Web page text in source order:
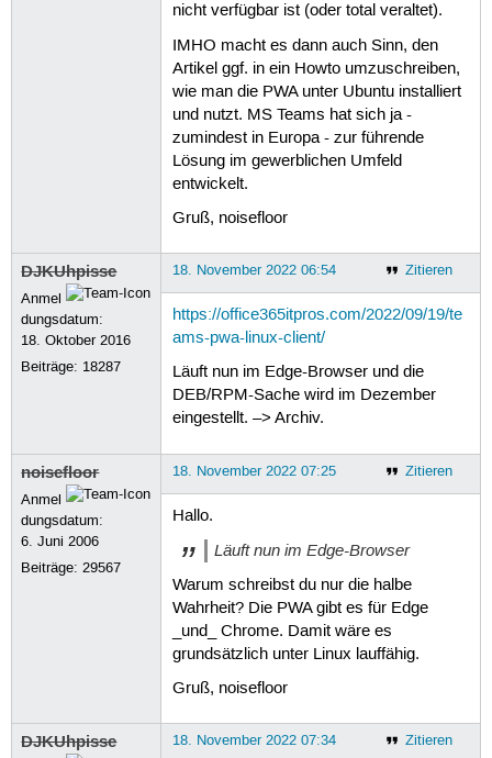
nicht verfügbar ist (oder total veraltet).
IMHO macht es dann auch Sinn, den
Artikel ggf. in ein Howto umzuschreiben,
wie man die PWA unter Ubuntu installiert
und nutzt. MS Teams hat sich ja -
zumindest in Europa - zur führende
Lösung im gewerblichen Umfeld
entwickelt.
Gruß, noisefloor
DJKUhpisse
Anmel
dungsdatum:
18. Oktober 2016
Beiträge: 18287
Zitieren
18. November 2022 06:54
https://office365itpros.com/2022/09/19/te
ams-pwa-linux-client/
Läuft nun im Edge-Browser und die
DEB/RPM-Sache wird im Dezember
eingestellt. –> Archiv.
noisefloor
Anmel
dungsdatum:
6. Juni 2006
Beiträge:29567
Zitieren
18. November 2022 07:25
Hallo.
Läuft nun im Edge-Browser
Warum schreibst du nur die halbe
Wahrheit? Die PWA gibt es für Edge
_und_ Chrome. Damit wäre es
grundsätzlich unter Linux lauffähig.
Gruß, noisefloor
DJKUhpisse Zitieren
18. November 2022 07:34